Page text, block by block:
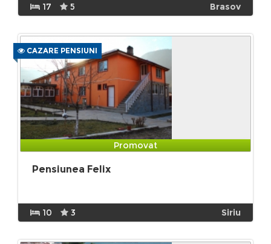
17 5 Brasov
CAZARE PENSIUNI
Promovat
Pensiunea Felix
10 3 Siriu